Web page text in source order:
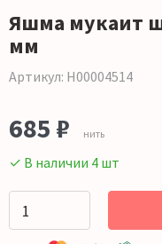
Яшма мукаит
мм
Артикул: Н00004514
685 ₽ нить
✓ В наличии 4 шт